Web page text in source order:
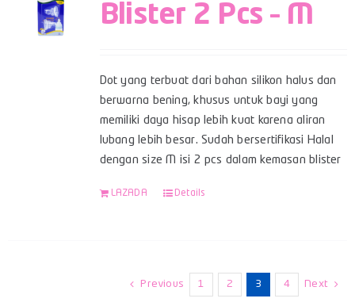
Blister 2 Pcs – M
Dot yang terbuat dari bahan silikon halus dan
berwarna bening, khusus untuk bayi yang
memiliki daya hisap lebih kuat karena aliran
lubang lebih besar. Sudah bersertifikasi Halal
dengan size M isi 2 pcs dalam kemasan blister
LAZADA Details
Previous 1 2 3 4 Next